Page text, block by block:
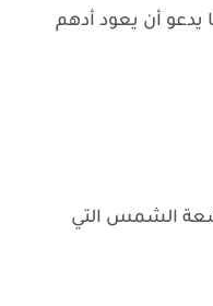
أن يعود أدهم
الشمس التي